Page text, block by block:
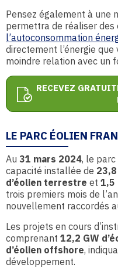
Pensez également à une
permettra de réaliser des
l’autoconsommation
directement l’énergie
moindre relation avec un
RECEVEZ
LE PARC ÉOLIEN
Au 31 mars 2024, le
capacité installée de 23,8
d’éolien terrestre et 1,5
trois premiers mois de
nouvellement raccordés
Les projets en cours
comprenant 12,2 GW
d’éolien offshore,
développement.